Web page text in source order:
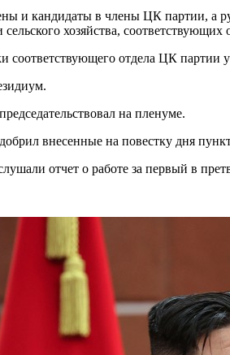
и кандидаты в члены ЦК партии, а
сельского хозяйства,
соответствующего отдела ЦК партии
на пленуме.
внесенные на повестку дня
отчет о работе за первый в